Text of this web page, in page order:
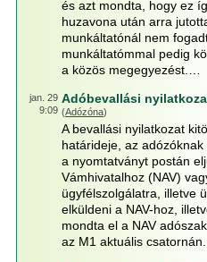
és azt mondta, hogy ez
huzavona után arra
munkáltatónál nem
munkáltatómmal pedig
a közös megegyezést.…
jan. 29
9:09
Adóbevallási
(Adózóna)
A bevallási nyilatkozat
határideje, az
a nyomtatványt postán
Vámhivatalhoz (NAV)
ügyfélszolgálatra, illetve
elküldeni a NAV-hoz,
mondta el a NAV
az M1 aktuális csatornán.